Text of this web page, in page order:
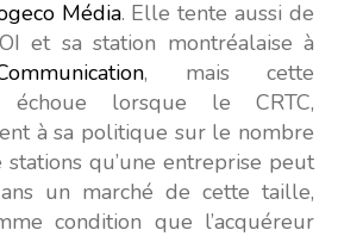
Média. Elle tente aussi de
et sa station montréalaise à
, mais cette
échoue lorsque le CRTC,
à sa politique sur le nombre
qu’une entreprise peut
un marché de cette taille,
condition que l’acquéreur